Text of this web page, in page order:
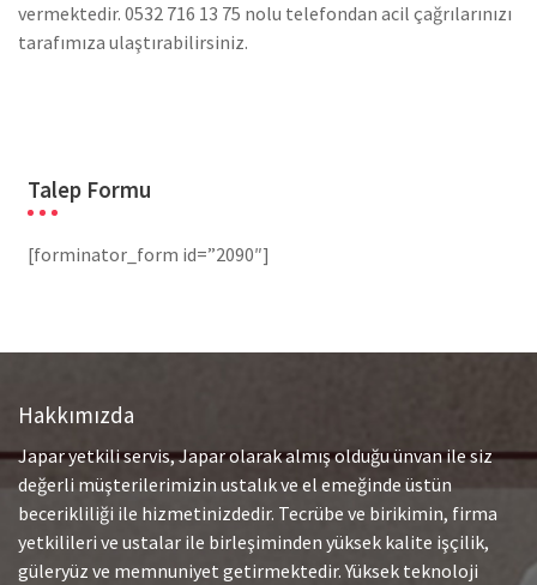
vermektedir. 0532 716 13 75 nolu telefondan acil çağrılarınızı
tarafımıza ulaştırabilirsiniz.
Talep Formu
[forminator_form id=”2090″]
Hakkımızda
Japar yetkili servis, Japar olarak almış olduğu ünvan ile siz
değerli müşterilerimizin ustalık ve el emeğinde üstün
becerikliliği ile hizmetinizdedir. Tecrübe ve birikimin, firma
yetkilileri ve ustalar ile birleşiminden yüksek kalite işçilik,
güleryüz ve memnuniyet getirmektedir. Yüksek teknoloji